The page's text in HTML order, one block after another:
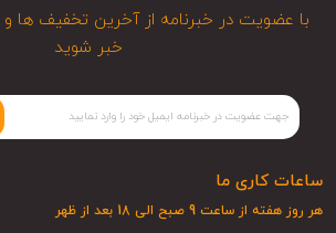
با عضویت در خبرنامه از آخرین تخفیف ها و
خبر شوید
ساعات کاری ما
هر روز هفته از ساعت 9 صبح الی 18 بعد از ظهر